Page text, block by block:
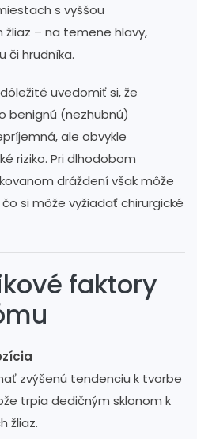
s vyššou
– na temene hlavy,
či hrudníka.
uvedomiť si, že
benignú (nezhubnú)
ale obvykle
riziko. Pri dlhodobom
dráždení však môže
si môže vyžiadať chirurgické
faktory
zvýšenú tendenciu k tvorbe
trpia dedičným sklonom k
žliaz.